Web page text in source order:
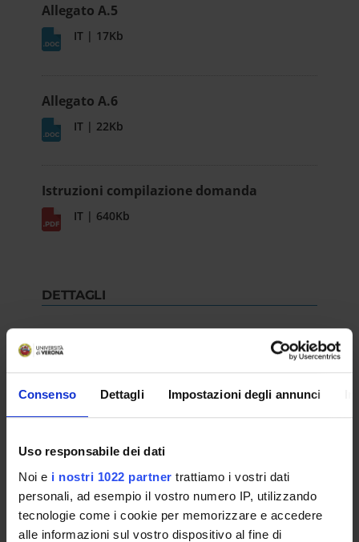
Consenso Dettagli Impostazioni degli annunci
Uso responsabile dei dati
Noi e i nostri 1022 partner trattiamo i vostri dati
personali, ad esempio il vostro numero IP, utilizzando
tecnologie come i cookie per memorizzare e accedere
alle informazioni sul vostro dispositivo al fine di
Allegato A.5
IT | 17Kb
Allegato A.6
IT | 22Kb
Istruzioni compilazione domanda
IT | 640Kb
DETTAGLI
22-007
Department
Scienze Umane
Number of places
38
RESULT/RANKING LISTS
Graduatoria